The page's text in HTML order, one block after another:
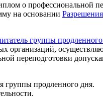
о профессиональной
на основании Разрешения
группы
организаций,
переподготовки
группы продленного дня.